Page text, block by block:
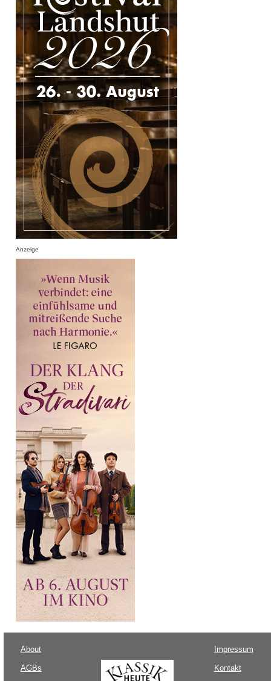
Anzeige
About
AGBs
Impressum
Kontakt